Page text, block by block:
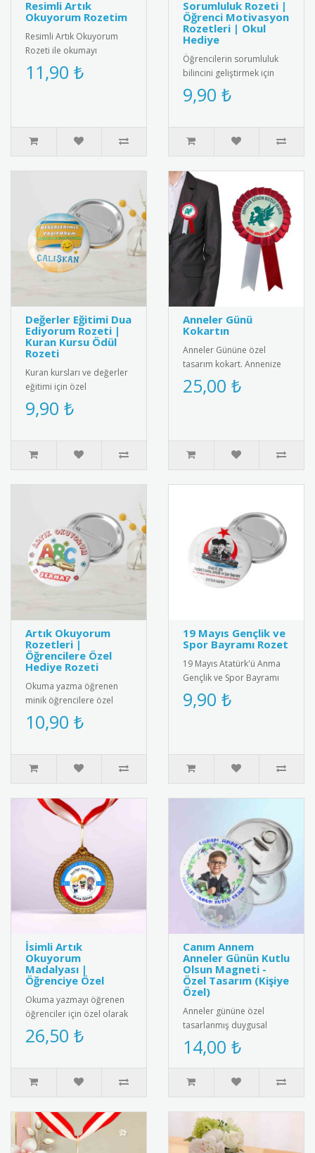
Resimli Artık
Okuyorum Rozetim
Resimli Artık Okuyorum
Rozeti ile okumayı
öğrenen çocukları motive
edin. Renkli ve özel
11,90 ₺
Sorumluluk Rozeti |
Öğrenci Motivasyon
Rozetleri | Okul
Hediye
Öğrencilerin sorumluluk
bilincini geliştirmek için
özel tasarlanmış
motivasyon rozeti. Kaliteli
9,90 ₺
Değerler Eğitimi Dua
Ediyorum Rozeti |
Kuran Kursu Ödül
Rozeti
Kuran kursları ve değerler
eğitimi için özel
tasarlanmış "Dua
Ediyorum" rozeti. Metal
9,90 ₺
Anneler Günü
Kokartın
Anneler Gününe özel
tasarım kokart. Annenize
sevginizi göstermek için
harika bir hediye
25,00 ₺
Artık Okuyorum
Rozetleri |
Öğrencilere Özel
Hediye Rozeti
Okuma yazma öğrenen
minik öğrencilere özel
olarak tasarlanmış "Artık
Okuyorum" rozetleri ile bu
10,90 ₺
19 Mayıs Gençlik ve
Spor Bayramı Rozet
19 Mayıs Atatürk'ü Anma
Gençlik ve Spor Bayramı
için özel tasarlanmış
kaliteli metal rozet. Türk
9,90 ₺
İsimli Artık
Okuyorum
Madalyası |
Öğrenciye Özel
Okuma yazmayı öğrenen
öğrenciler için özel olarak
hazırlanan isimli artık
okuyorum madalyası.
26,50 ₺
Canım Annem
Anneler Günün Kutlu
Olsun Magneti -
Özel Tasarım (Kişiye
Özel)
Anneler gününe özel
tasarlanmış duygusal
buzdolabı magneti.
Üzerinde "Canım Annem
Anneler Günün Kutl..
14,00 ₺